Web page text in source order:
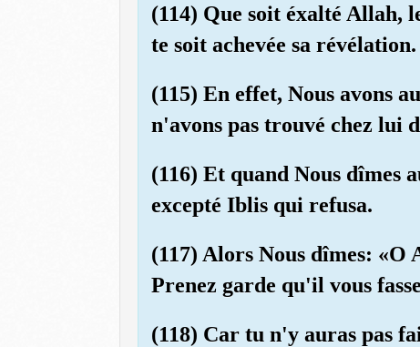
(114) Que soit éxalté Allah,
te soit achevée sa
(115) En effet, Nous avons
n'avons pas trouvé chez lui
(116) Et quand Nous dîmes
excepté Iblis qui refusa.
(117) Alors Nous dîmes:
Prenez garde qu'il vous
(118) Car tu n'y auras pas